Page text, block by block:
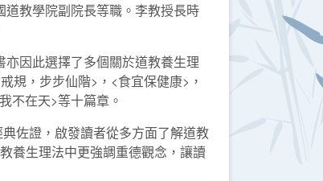
教學院副院長等職。李教授長時
因此選擇了多個關於道教養生理
規，步步仙階>，<食宜保健康>，
不在天>等十篇章。
佐證，啟發讀者從多方面了解道教
養生理法中更強調重德觀念，讓讀